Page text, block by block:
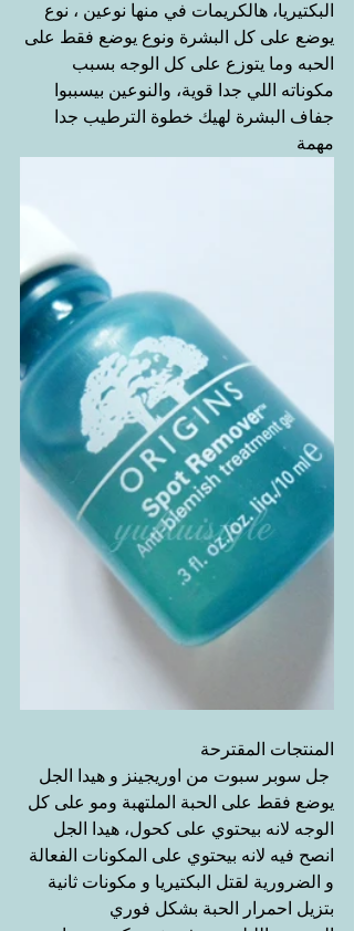
البكتيريا، هالكريمات في منها نوعين ، نوع
يوضع على كل البشرة ونوع يوضع فقط على
الحبه وما يتوزع على كل الوجه بسبب
مكوناته اللي جدا قوية، والنوعين بيسببوا
جفاف البشرة لهيك خطوة الترطيب جدا
مهمة
المنتجات المقترحة
جل سوبر سبوت من اوريجينز و هيدا الجل
يوضع فقط على الحبة الملتهبة ومو على كل
الوجه لانه بيحتوي على كحول، هيدا الجل
انصح فيه لانه بيحتوي على المكونات الفعالة
و الضرورية لقتل البكتيريا و مكونات ثانية
بتزيل احمرار الحبة بشكل فوري